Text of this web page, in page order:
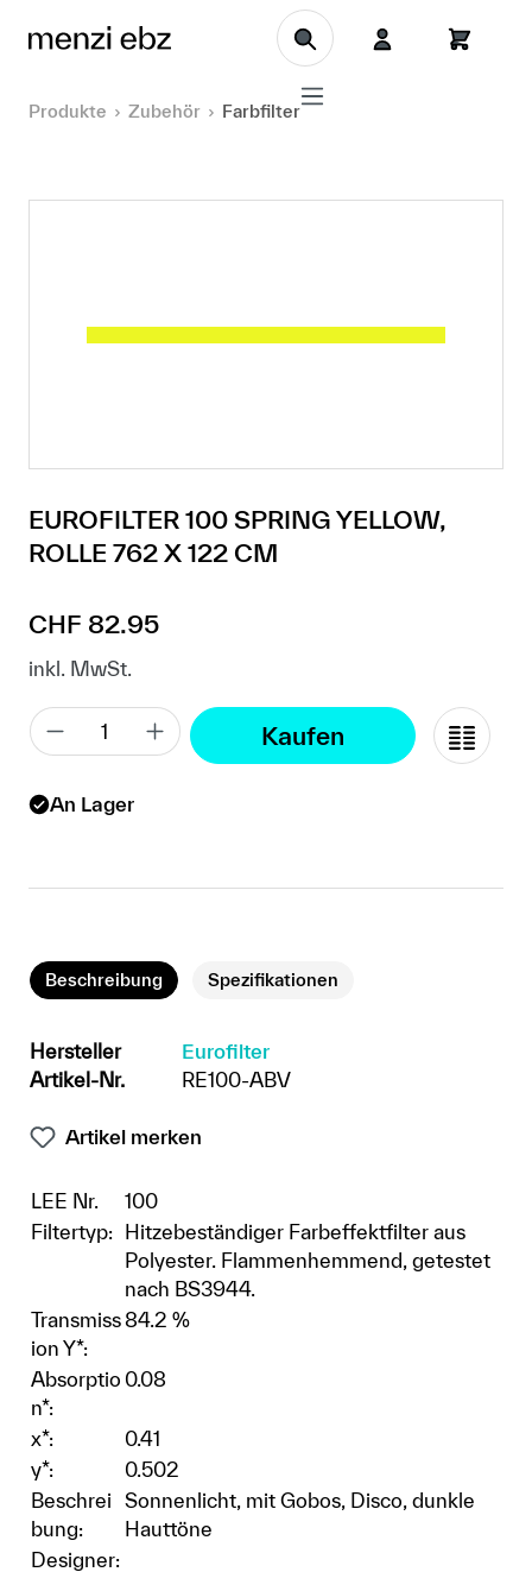
Zum Hauptinhalt springen
Produkte Zubehör Farbfilter
EUROFILTER 100 SPRING YELLOW,
ROLLE 762 X 122 CM
Regulärer Preis:
CHF 82.95
inkl. MwSt.
Kaufen
An Lager
Beschreibung Spezifikationen
Hersteller
Eurofilter
Artikel-Nr.
RE100-ABV
Artikel merken
LEE Nr.
100
Filtertyp: Hitzebeständiger Farbeffektfilter aus
Polyester. Flammenhemmend, getestet
nach BS3944.
Transmiss
ion Y*:
84.2 %
Absorptio
n*:
0.08
x*:
0.41
y*:
0.502
Beschrei
bung:
Sonnenlicht, mit Gobos, Disco, dunkle
Hauttöne
Designer: